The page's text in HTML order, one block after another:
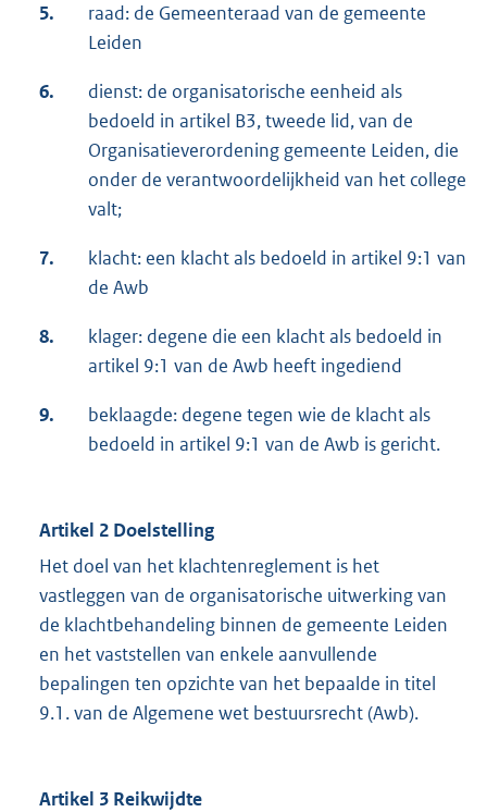
5.
raad: de Gemeenteraad van de gemeente
Leiden
6.
dienst: de organisatorische eenheid als
bedoeld in artikel B3, tweede lid, van de
Organisatieverordening gemeente Leiden, die
onder de verantwoordelijkheid van het college
valt;
7.
klacht: een klacht als bedoeld in artikel 9:1 van
de Awb
8.
klager: degene die een klacht als bedoeld in
artikel 9:1 van de Awb heeft ingediend
9.
beklaagde: degene tegen wie de klacht als
bedoeld in artikel 9:1 van de Awb is gericht.
Artikel 2 Doelstelling
Het doel van het klachtenreglement is het
vastleggen van de organisatorische uitwerking van
de klachtbehandeling binnen de gemeente Leiden
en het vaststellen van enkele aanvullende
bepalingen ten opzichte van het bepaalde in titel
9.1. van de Algemene wet bestuursrecht (Awb).
Artikel 3 Reikwijdte